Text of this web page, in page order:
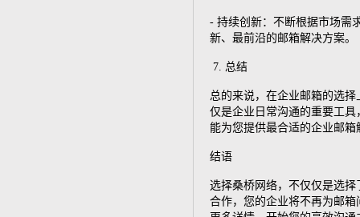
- 持续创新：不断根据市场需
新、最前沿的邮箱解决方案。
7. 总结
总的来说，在企业邮箱的选
仅是企业日常沟通的重要工
能为您提供最合适的企业邮
结语
选择桑桥网络，不仅仅是选
合作，您的企业将不再为邮